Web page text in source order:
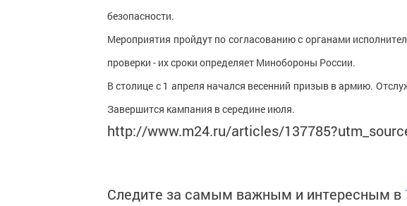
безопасности.
Мероприятия пройдут по согласованию с органами
проверки - их сроки определяет Минобороны России.
В столице с 1 апреля начался весенний призыв в армию.
Завершится кампания в середине июля.
http://www.m24.ru/articles/
Следите за самым важным и интересным в